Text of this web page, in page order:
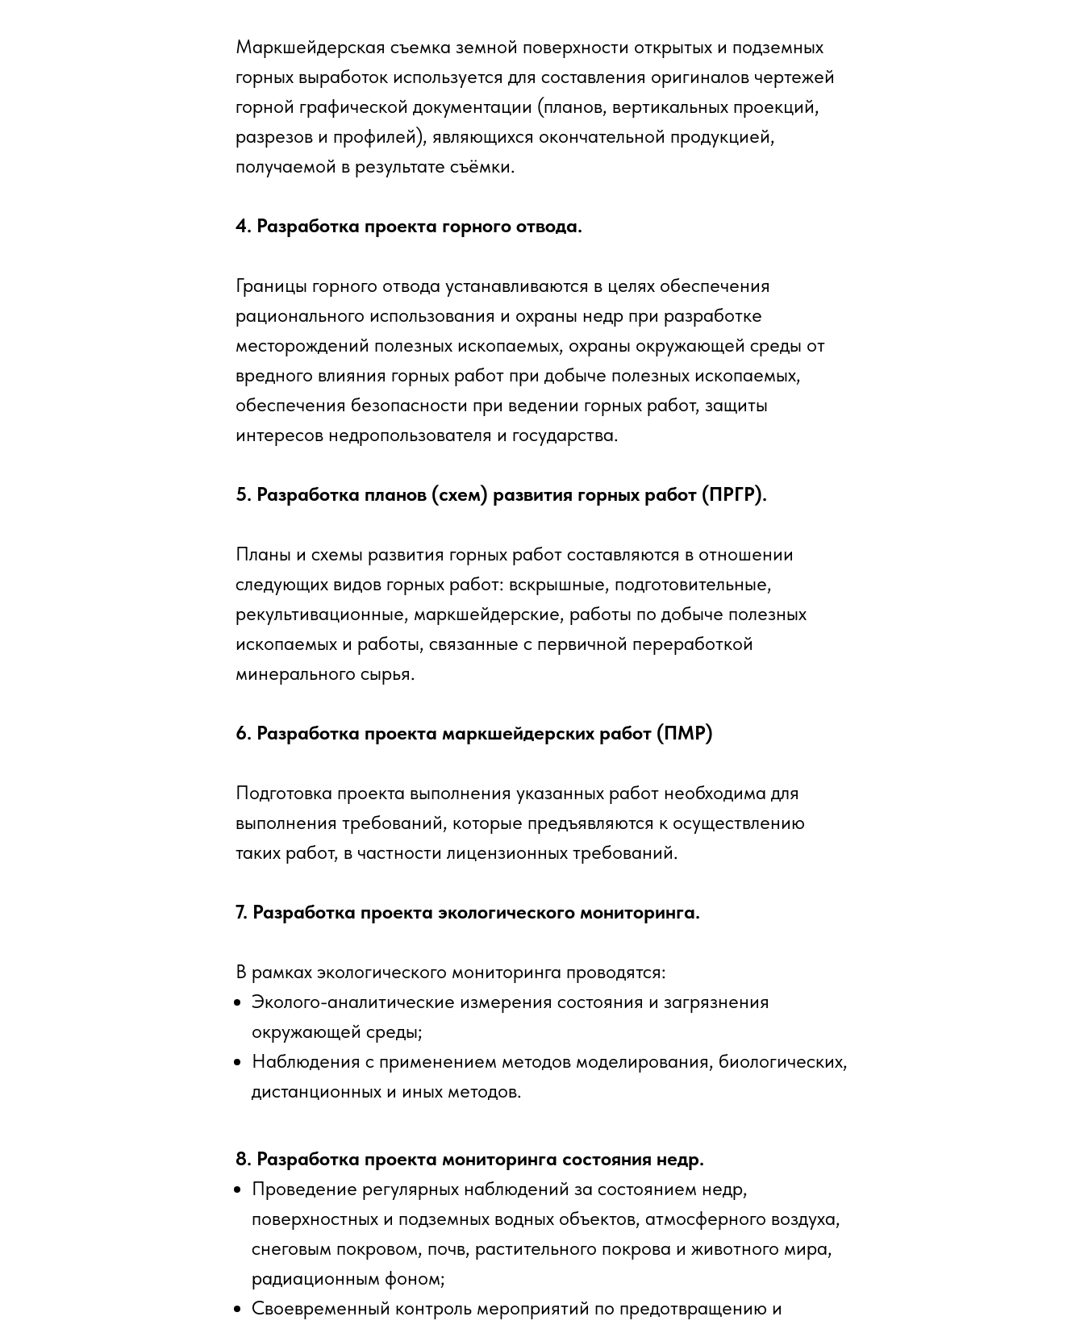
Маркшейдерская съемка земной поверхности открытых и подземных
горных выработок используется для составления оригиналов чертежей
горной графической документации (планов, вертикальных проекций,
разрезов и профилей), являющихся окончательной продукцией,
получаемой в результате съёмки.
4. Разработка проекта горного отвода.
Границы горного отвода устанавливаются в целях обеспечения
рационального использования и охраны недр при разработке
месторождений полезных ископаемых, охраны окружающей среды от
вредного влияния горных работ при добыче полезных ископаемых,
обеспечения безопасности при ведении горных работ, защиты
интересов недропользователя и государства.
5. Разработка планов (схем) развития горных работ (ПРГР).
Планы и схемы развития горных работ составляются в отношении
следующих видов горных работ: вскрышные, подготовительные,
рекультивационные, маркшейдерские, работы по добыче полезных
ископаемых и работы, связанные с первичной переработкой
минерального сырья.
6. Разработка проекта маркшейдерских работ (ПМР)
Подготовка проекта выполнения указанных работ необходима для
выполнения требований, которые предъявляются к осуществлению
таких работ, в частности лицензионных требований.
7. Разработка проекта экологического мониторинга.
В рамках экологического мониторинга проводятся:
Эколого-аналитические измерения состояния и загрязнения
окружающей среды;
Наблюдения с применением методов моделирования, биологических,
дистанционных и иных методов.
8. Разработка проекта мониторинга состояния недр.
Проведение регулярных наблюдений за состоянием недр,
поверхностных и подземных водных объектов, атмосферного воздуха,
снеговым покровом, почв, растительного покрова и животного мира,
радиационным фоном;
Своевременный контроль мероприятий по предотвращению и